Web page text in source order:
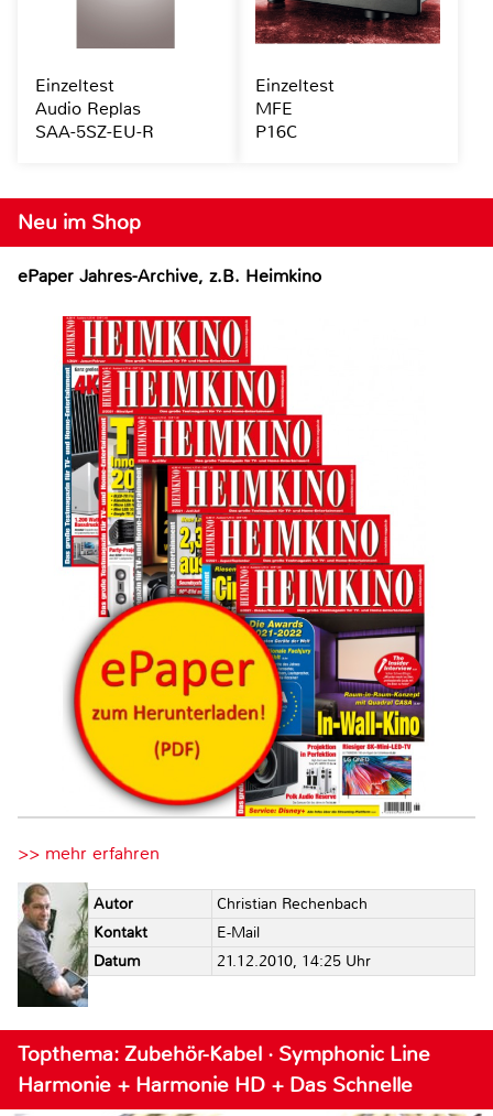
Neu im Shop
ePaper Jahres-Archive, z.B. Heimkino
>> mehr erfahren
Autor
Christian Rechenbach
Kontakt
E-Mail
Datum
21.12.2010, 14:25 Uhr
Topthema: Zubehör-Kabel · Symphonic Line
Harmonie + Harmonie HD + Das Schnelle
Einzeltest
Audio Replas
SAA-5SZ-EU-R
Einzeltest
MFE
P16C